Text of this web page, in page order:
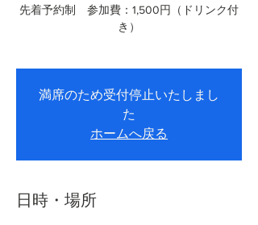
先着予約制 参加費：1,500円（ドリンク付
き）
満席のため受付停止いたしまし
た
ホームへ戻る
日時・場所